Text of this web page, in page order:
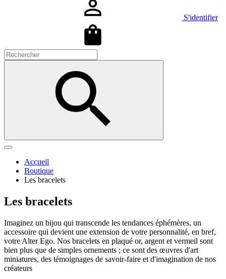
S'identifier
Accueil
Boutique
Les bracelets
Les bracelets
Imaginez un bijou qui transcende les tendances éphémères, un
accessoire qui devient une extension de votre personnalité, en bref,
votre Alter Ego. Nos bracelets en plaqué or, argent et vermeil sont
bien plus que de simples ornements ; ce sont des œuvres d'art
miniatures, des témoignages de savoir-faire et d'imagination de nos
créateurs